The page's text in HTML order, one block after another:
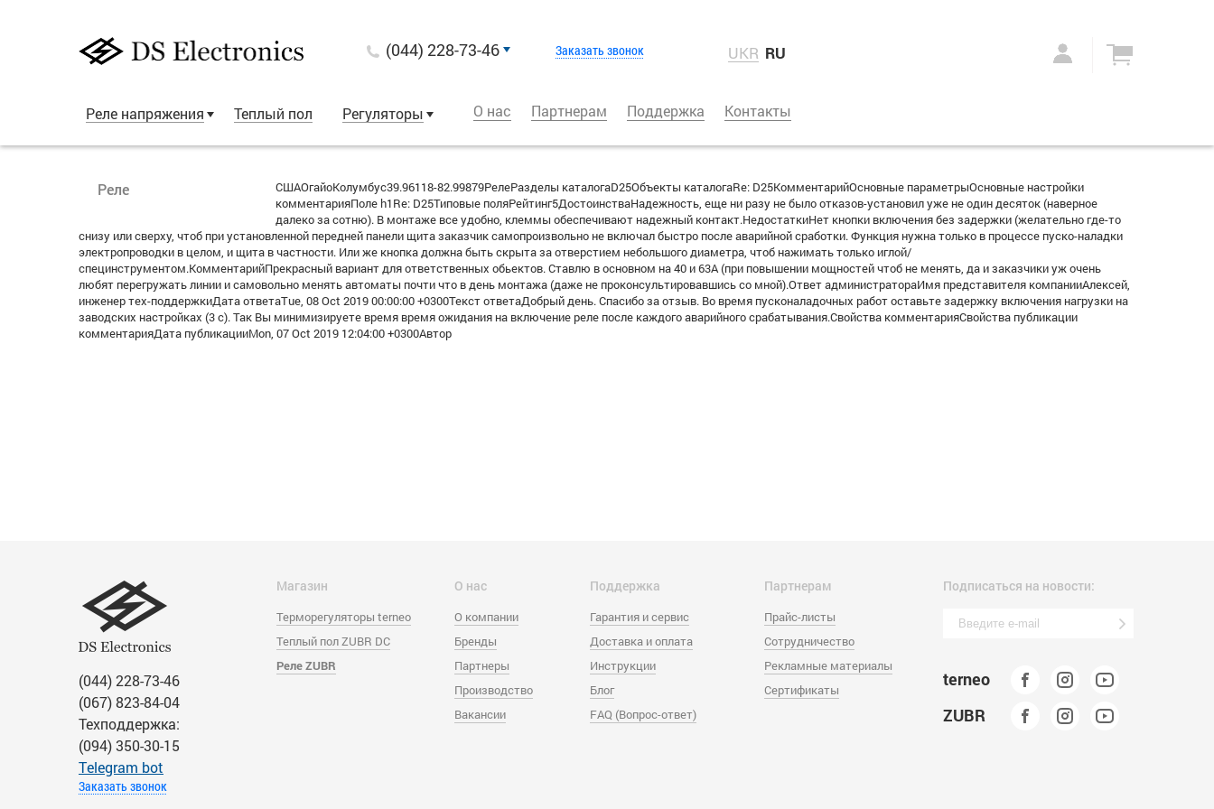
(044) 228-73-46 Заказать звонок UKR RU
Реле напряжения Теплый пол Регуляторы О нас Партнерам Поддержка Контакты
Реле
СШАОгайоКолумбус39.96118-82.99879РелеРазделы каталогаD25Объекты каталогаRe: D25КомментарийОсновные параметрыОсновные настройки
комментарияПоле h1Re: D25Типовые поляРейтинг5ДостоинстваНадежность, еще ни разу не было отказов-установил уже не один десяток (наверное
далеко за сотню). В монтаже все удобно, клеммы обеспечивают надежный контакт.НедостаткиНет кнопки включения без задержки (желательно где-то
снизу или сверху, чтоб при установленной передней панели щита заказчик самопроизвольно не включал быстро после аварийной сработки. Функция нужна только в процессе пуско-наладки
электропроводки в целом, и щита в частности. Или же кнопка должна быть скрыта за отверстием небольшого диаметра, чтоб нажимать только иглой/
специнструментом.КомментарийПрекрасный вариант для ответственных обьектов. Ставлю в основном на 40 и 63А (при повышении мощностей чтоб не менять, да и заказчики уж очень
любят перегружать линии и самовольно менять автоматы почти что в день монтажа (даже не проконсультировавшись со мной).Ответ администратораИмя представителя компанииАлексей,
инженер тех-поддержкиДата ответаTue, 08 Oct 2019 00:00:00 +0300Текст ответаДобрый день. Спасибо за отзыв. Во время пусконаладочных работ оставьте задержку включения нагрузки на
заводских настройках (3 с). Так Вы минимизируете время время ожидания на включение реле после каждого аварийного срабатывания.Свойства комментарияСвойства публикации
комментарияДата публикацииMon, 07 Oct 2019 12:04:00 +0300Автор
(044) 228-73-46
(067) 823-84-04
Техподдержка:
(094) 350-30-15
Тelegram bot
Заказать звонок
Магазин
Терморегуляторы terneo
Теплый пол ZUBR DC
Реле ZUBR
О нас
О компании
Бренды
Партнеры
Производство
Вакансии
Поддержка
Гарантия и сервис
Доставка и оплата
Инструкции
Блог
FAQ (Вопрос-ответ)
Партнерам
Прайс-листы
Сотрудничество
Рекламные материалы
Сертификаты
Подписаться на новости:
terneo
ZUBR